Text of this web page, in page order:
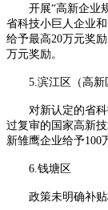
开展“高新企业规
省科技小巨人企业
给予最高20万元奖
万元奖励。
5.滨江区（高新
对新认定的省科
过复审的国家高新
新雏鹰企业给予100
6.钱塘区
政策未明确补贴